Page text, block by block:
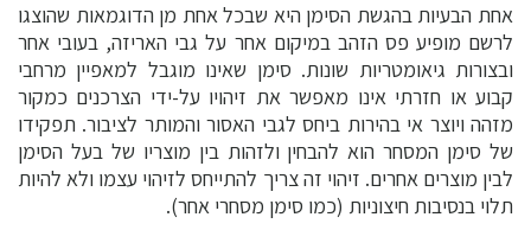
אחת הבעיות בהגשת הסימן היא שבכל אחת מן הדוגמאות שהוצגו
לרשם מופיע פס הזהב במיקום אחר על גבי האריזה, בעובי אחר
ובצורות גיאומטריות שונות. סימן שאינו מוגבל למאפיין מרחבי
קבוע או חזרתי אינו מאפשר את זיהויו על-ידי הצרכנים כמקור
מזהה ויוצר אי בהירות ביחס לגבי האסור והמותר לציבור. תפקידו
של סימן המסחר הוא להבחין ולזהות בין מוצריו של בעל הסימן
לבין מוצרים אחרים. זיהוי זה צריך להתייחס לזיהוי עצמו ולא להיות
תלוי בנסיבות חיצוניות (כמו סימן מסחרי אחר).